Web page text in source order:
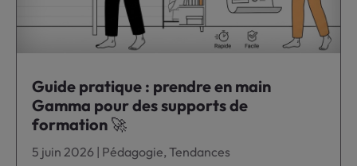
Guide pratique : prendre en main
Gamma pour des supports de
formation 🚀
5 juin 2026 | Pédagogie,Tendances